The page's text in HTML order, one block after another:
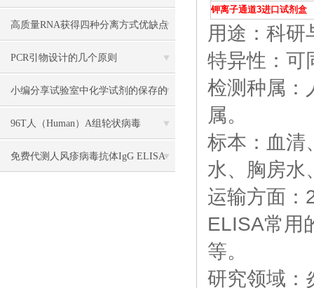
试剂盒说明书
高质量RNA获得四种分离方式优缺点
PCR引物设计的几个原则
小编分享试验室中化学试剂的保存的
方法
96T人（Human）A组轮状病毒
（Rotavirus）ELISA 检测试剂盒
免费代测人风疹病毒抗体IgG ELISA
钾离子通道3进口试剂盒
用途：科研
特异性：可
检测种属：
属。
标本：血清
水、胸房水
运输方面
ELISA常用
等。
研究领域：